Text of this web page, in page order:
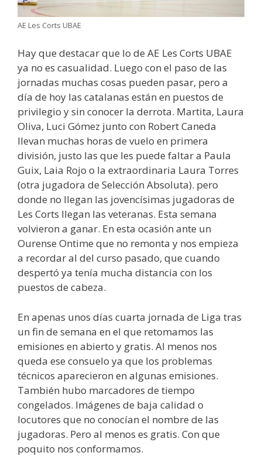
AE Les Corts UBAE
Hay que destacar que lo de AE Les Corts UBAE
ya no es casualidad. Luego con el paso de las
jornadas muchas cosas pueden pasar, pero a
día de hoy las catalanas están en puestos de
privilegio y sin conocer la derrota. Martita, Laura
Oliva, Luci Gómez junto con Robert Caneda
llevan muchas horas de vuelo en primera
división, justo las que les puede faltar a Paula
Guix, Laia Rojo o la extraordinaria Laura Torres
(otra jugadora de Selección Absoluta). pero
donde no llegan las jovencísimas jugadoras de
Les Corts llegan las veteranas. Esta semana
volvieron a ganar. En esta ocasión ante un
Ourense Ontime que no remonta y nos empieza
a recordar al del curso pasado, que cuando
despertó ya tenía mucha distancia con los
puestos de cabeza.
En apenas unos días cuarta jornada de Liga tras
un fin de semana en el que retomamos las
emisiones en abierto y gratis. Al menos nos
queda ese consuelo ya que los problemas
técnicos aparecieron en algunas emisiones.
También hubo marcadores de tiempo
congelados. Imágenes de baja calidad o
locutores que no conocían el nombre de las
jugadoras. Pero al menos es gratis. Con que
poquito nos conformamos.